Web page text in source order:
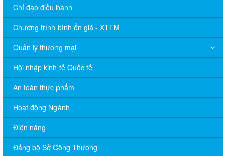
Chỉ đạo điều hành
Chương trình bình ổn giá - XTTM
Quản lý thương mại
Hội nhập kinh tế Quốc tế
An toàn thực phẩm
Hoạt động Ngành
Điện năng
Đảng bộ Sở Công Thương